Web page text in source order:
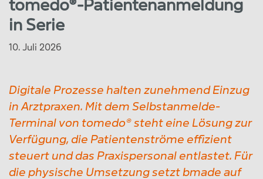
tomedo®-Patientenanmeldung
in Serie
10. Juli 2026
Digitale Prozesse halten zunehmend Einzug
in Arztpraxen. Mit dem Selbstanmelde-
Terminal von tomedo® steht eine Lösung zur
Verfügung, die Patientenströme effizient
steuert und das Praxispersonal entlastet. Für
die physische Umsetzung setzt bmade auf